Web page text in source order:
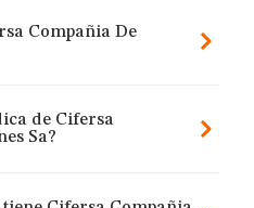
Compañia De
de Cifersa
Sa?